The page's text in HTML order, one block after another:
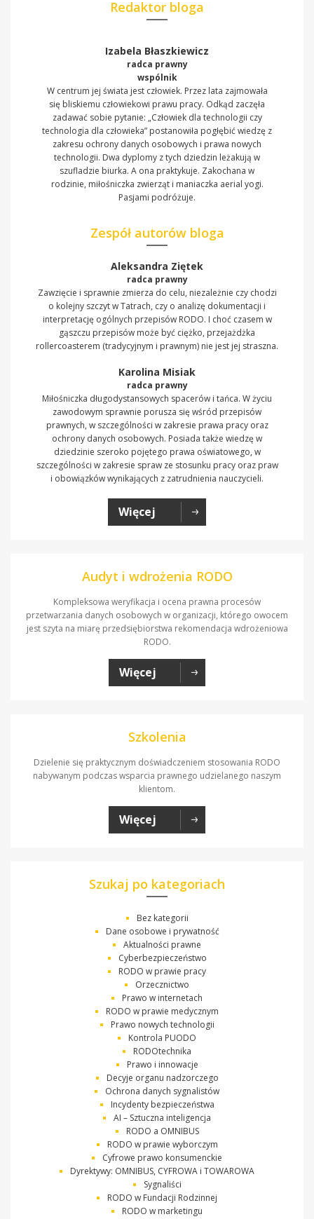
Redaktor bloga
Izabela Błaszkiewicz
radca prawny
wspólnik
W centrum jej świata jest człowiek. Przez lata zajmowała
się bliskiemu człowiekowi prawu pracy. Odkąd zaczęła
zadawać sobie pytanie: „Człowiek dla technologii czy
technologia dla człowieka” postanowiła pogłębić wiedzę z
zakresu ochrony danych osobowych i prawa nowych
technologii. Dwa dyplomy z tych dziedzin leżakują w
szufladzie biurka. A ona praktykuje. Zakochana w
rodzinie, miłośniczka zwierząt i maniaczka aerial yogi.
Pasjami podróżuje.
Zespół autorów bloga
Aleksandra Ziętek
radca prawny
Zawzięcie i sprawnie zmierza do celu, niezależnie czy chodzi
o kolejny szczyt w Tatrach, czy o analizę dokumentacji i
interpretację ogólnych przepisów RODO. I choć czasem w
gąszczu przepisów może być ciężko, przejażdżka
rollercoasterem (tradycyjnym i prawnym) nie jest jej straszna.
Karolina Misiak
radca prawny
Miłośniczka długodystansowych spacerów i tańca. W życiu
zawodowym sprawnie porusza się wśród przepisów
prawnych, w szczególności w zakresie prawa pracy oraz
ochrony danych osobowych. Posiada także wiedzę w
dziedzinie szeroko pojętego prawa oświatowego, w
szczególności w zakresie spraw ze stosunku pracy oraz praw
i obowiązków wynikających z zatrudnienia nauczycieli.
Więcej
Audyt i wdrożenia RODO
Kompleksowa weryfikacja i ocena prawna procesów
przetwarzania danych osobowych w organizacji, którego owocem
jest szyta na miarę przedsiębiorstwa rekomendacja wdrożeniowa
RODO.
Więcej
Szkolenia
Dzielenie się praktycznym doświadczeniem stosowania RODO
nabywanym podczas wsparcia prawnego udzielanego naszym
klientom.
Więcej
Szukaj po kategoriach
Bez kategorii
Dane osobowe i prywatność
Aktualności prawne
Cyberbezpieczeństwo
RODO w prawie pracy
Orzecznictwo
Prawo w internetach
RODO w prawie medycznym
Prawo nowych technologii
Kontrola PUODO
RODOtechnika
Prawo i innowacje
Decyje organu nadzorczego
Ochrona danych sygnalistów
Incydenty bezpieczeństwa
AI – Sztuczna inteligencja
RODO a OMNIBUS
RODO w prawie wyborczym
Cyfrowe prawo konsumenckie
Dyrektywy: OMNIBUS, CYFROWA i TOWAROWA
Sygnaliści
RODO w Fundacji Rodzinnej
RODO w marketingu